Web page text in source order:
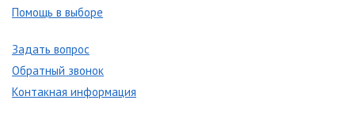
Помощь в выборе
Задать вопрос
Обратный звонок
Контакная информация